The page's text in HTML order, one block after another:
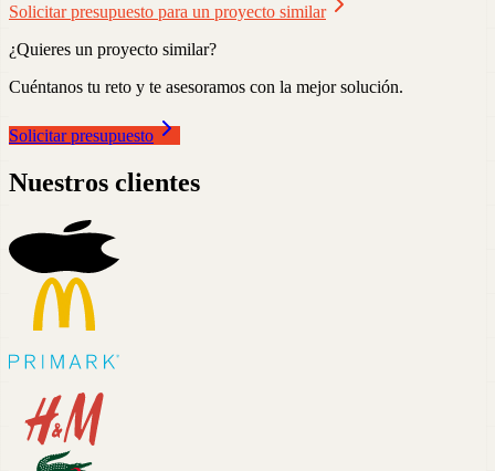
Solicitar presupuesto para un proyecto similar
¿Quieres un proyecto similar?
Cuéntanos tu reto y te asesoramos con la mejor solución.
Solicitar presupuesto
Nuestros clientes